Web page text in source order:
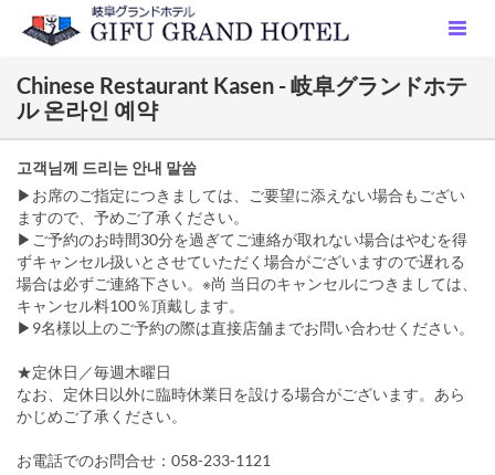
Chinese Restaurant Kasen - 岐阜グランドホテ
ル 온라인 예약
고객님께 드리는 안내 말씀
▶お席のご指定につきましては、ご要望に添えない場合もござい
ますので、予めご了承ください。
▶ご予約のお時間30分を過ぎてご連絡が取れない場合はやむを得
ずキャンセル扱いとさせていただく場合がございますので遅れる
場合は必ずご連絡下さい。※尚 当日のキャンセルにつきましては、
キャンセル料100％頂戴します。
▶9名様以上のご予約の際は直接店舗までお問い合わせください。
★定休日／毎週木曜日
なお、定休日以外に臨時休業日を設ける場合がございます。あら
かじめご了承ください。
お電話でのお問合せ：058-233-1121